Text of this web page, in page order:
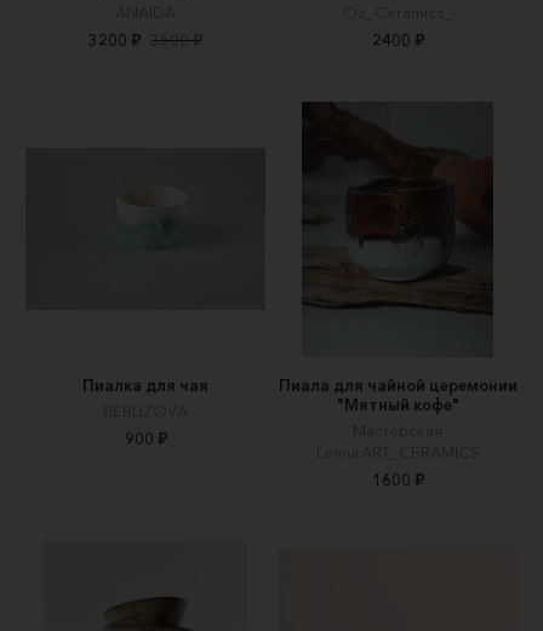
АNAIDA
3200 ₽ 3500 ₽
Oz_Ceramics_
2400 ₽
Пиалка для чая
BERLIZOVA
900 ₽
Пиала для чайной церемонии
"Мятный кофе"
Мастерская
LemurART_CERAMICS
1600 ₽